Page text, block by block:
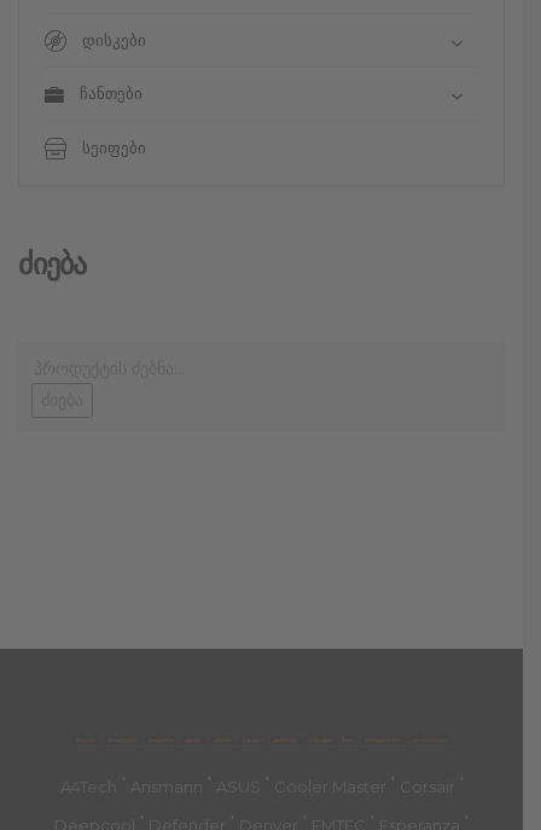
დისკები
ჩანთები
სეიფები
Ძიება
მთავარი კალათა
A4Tech ' Ansmann ' ASUS ' Cooler Master ' Corsair '
Deepcool Defender Denver EMTEC Esperanza